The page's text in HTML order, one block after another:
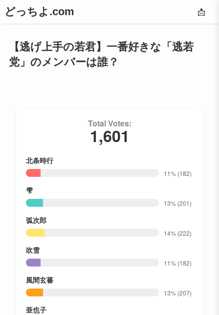
どっちよ.com 📩
【逃げ上手の若君】一番好きな「逃若
党」のメンバーは誰？
Total Votes:
1,601
北条時行
11% (182)
雫
13% (201)
弧次郎
14% (222)
吹雪
11% (182)
風間玄蕃
13% (207)
亜也子